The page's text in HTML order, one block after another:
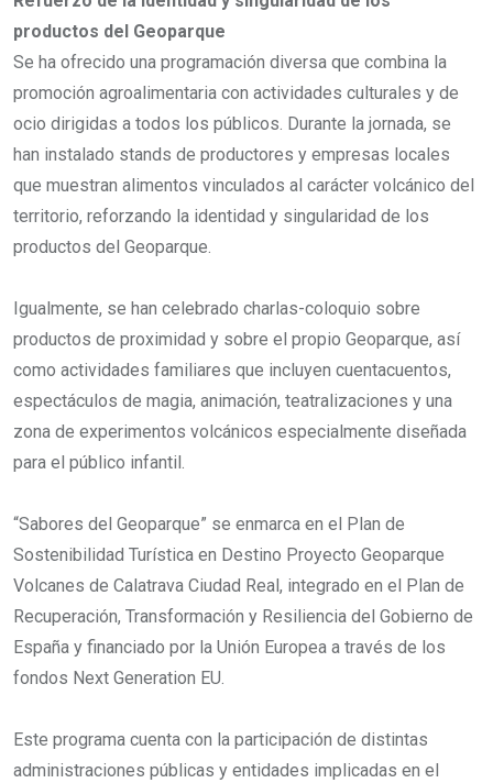
productos del Geoparque
Se ha ofrecido una programación diversa que combina la
promoción agroalimentaria con actividades culturales y de
ocio dirigidas a todos los públicos. Durante la jornada, se
han instalado stands de productores y empresas locales
que muestran alimentos vinculados al carácter volcánico del
territorio, reforzando la identidad y singularidad de los
productos del Geoparque.
Igualmente, se han celebrado charlas-coloquio sobre
productos de proximidad y sobre el propio Geoparque, así
como actividades familiares que incluyen cuentacuentos,
espectáculos de magia, animación, teatralizaciones y una
zona de experimentos volcánicos especialmente diseñada
para el público infantil.
“Sabores del Geoparque” se enmarca en el Plan de
Sostenibilidad Turística en Destino Proyecto Geoparque
Volcanes de Calatrava Ciudad Real, integrado en el Plan de
Recuperación, Transformación y Resiliencia del Gobierno de
España y financiado por la Unión Europea a través de los
fondos Next Generation EU.
Este programa cuenta con la participación de distintas
administraciones públicas y entidades implicadas en el